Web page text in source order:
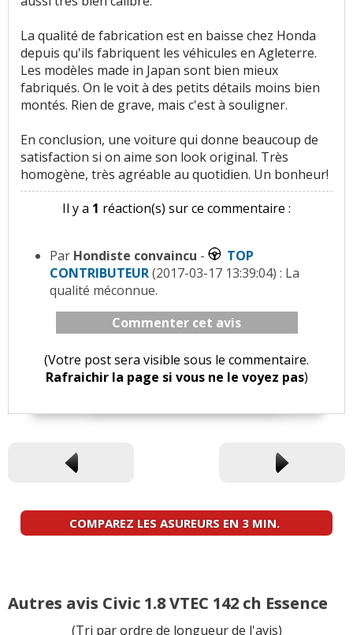
La qualité de fabrication est en baisse chez Honda
depuis qu'ils fabriquent les véhicules en Agleterre.
Les modèles made in Japan sont bien mieux
fabriqués. On le voit à des petits détails moins bien
montés. Rien de grave, mais c'est à souligner.
En conclusion, une voiture qui donne beaucoup de
satisfaction si on aime son look original. Très
homogène, très agréable au quotidien. Un bonheur!
Il y a 1 réaction(s) sur ce commentaire :
Par Hondiste convaincu -
TOP
CONTRIBUTEUR(2017-03-17 13:39:04) : La
qualité méconnue.
Commenter cet avis
(Votre post sera visible sous le commentaire.
Rafraichir la page si vous ne le voyez pas)
COMPAREZ LES ASUREURS EN 3 MIN.
Autres avis Civic 1.8 VTEC 142 ch Essence
(Tri par ordre de longueur de l'avis)